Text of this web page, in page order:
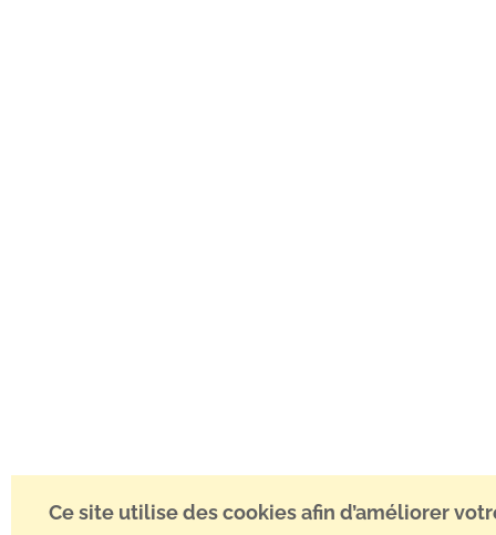
Ce site utilise des cookies afin d’améliorer